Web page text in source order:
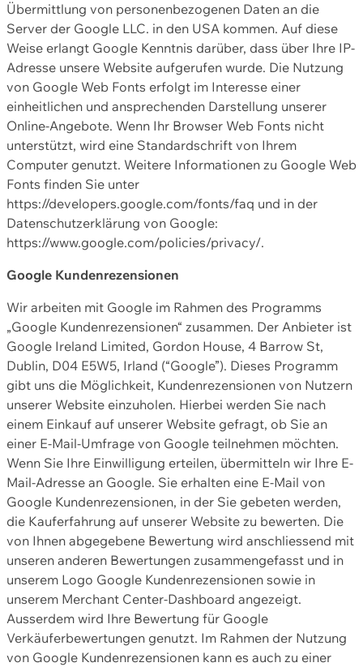
Übermittlung von personenbezogenen Daten an die
Server der Google LLC. in den USA kommen. Auf diese
Weise erlangt Google Kenntnis darüber, dass über Ihre IP-
Adresse unsere Website aufgerufen wurde. Die Nutzung
von Google Web Fonts erfolgt im Interesse einer
einheitlichen und ansprechenden Darstellung unserer
Online-Angebote. Wenn Ihr Browser Web Fonts nicht
unterstützt, wird eine Standardschrift von Ihrem
Computer genutzt. Weitere Informationen zu Google Web
Fonts finden Sie unter
https://developers.google.com/fonts/faq und in der
Datenschutzerklärung von Google:
https://www.google.com/policies/privacy/.
Google Kundenrezensionen
Wir arbeiten mit Google im Rahmen des Programms
„Google Kundenrezensionen“ zusammen. Der Anbieter ist
Google Ireland Limited, Gordon House, 4 Barrow St,
Dublin, D04 E5W5, Irland (“Google”). Dieses Programm
gibt uns die Möglichkeit, Kundenrezensionen von Nutzern
unserer Website einzuholen. Hierbei werden Sie nach
einem Einkauf auf unserer Website gefragt, ob Sie an
einer E-Mail-Umfrage von Google teilnehmen möchten.
Wenn Sie Ihre Einwilligung erteilen, übermitteln wir Ihre E-
Mail-Adresse an Google. Sie erhalten eine E-Mail von
Google Kundenrezensionen, in der Sie gebeten werden,
die Kauferfahrung auf unserer Website zu bewerten. Die
von Ihnen abgegebene Bewertung wird anschliessend mit
unseren anderen Bewertungen zusammengefasst und in
unserem Logo Google Kundenrezensionen sowie in
unserem Merchant Center-Dashboard angezeigt.
Ausserdem wird Ihre Bewertung für Google
Verkäuferbewertungen genutzt. Im Rahmen der Nutzung
von Google Kundenrezensionen kann es auch zu einer